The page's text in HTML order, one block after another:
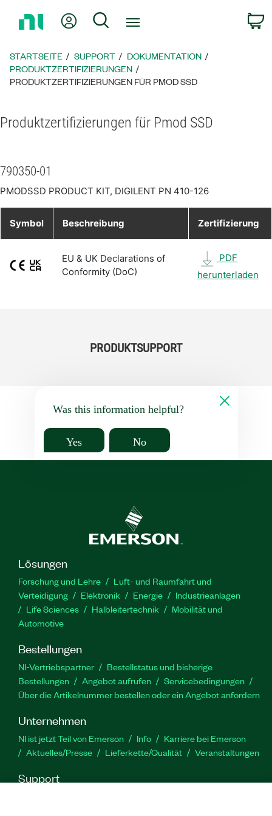
zur
Mein KontoSuche
STARTSEITE SUPPORT
DOKUMENTATION
PRODUKTZERTIFIZIERUNGEN
PRODUKTZERTIFIZIERUNGEN FÜR PMOD SSD
Produktzertifizierungen für Pmod SSD
790350-01
PMODSSD PRODUCT KIT, DIGILENT PN 410-126
Symbol Beschreibung Zertifizierung
EU & UK Declarations of
Conformity (DoC)
PDF
herunterladen
PRODUKTSUPPORT
Was this information helpful?
Yes No
Lösungen
Forschung und Lehre
Luft- und Raumfahrt und
Verteidigung
Elektronik Energie
Industrieanlagen
Life Sciences
Halbleitertechnik
Mobilität und
Automotive
Bestellungen
NI-Vertriebspartner
Bestellstatus und bisherige
Bestellungen
Angebot aufrufen
Servicebedingungen
Über die Artikelnummer bestellen oder ein Angebot anfordern
Unternehmen
NI ist jetzt Teil von Emerson Info
Karriere bei Emerson
Aktuelles/Presse
Lieferkette/Qualität Veranstaltungen
Support